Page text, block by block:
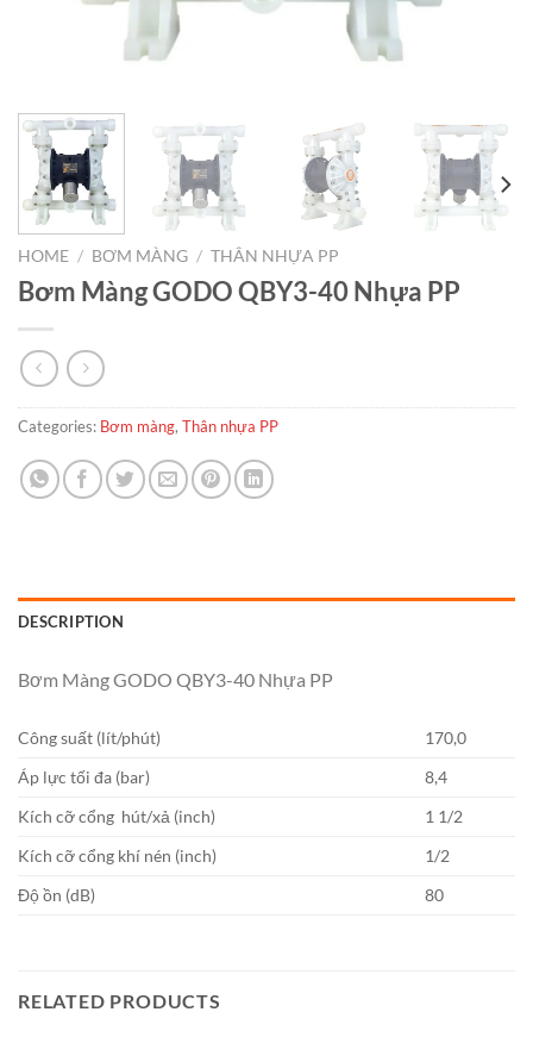
HOME / BƠM MÀNG / THÂN NHỰA PP
Bơm Màng GODO QBY3-40 Nhựa PP
Categories: Bơm màng, Thân nhựa PP
DESCRIPTION
Bơm Màng GODO QBY3-40 Nhựa PP
Công suất (lít/phút)
170,0
Áp lực tối đa (bar)
8,4
Kích cỡ cổng hút/xả (inch)
1 1/2
Kích cỡ cổng khí nén (inch)
1/2
Độ ồn (dB)
80
RELATED PRODUCTS